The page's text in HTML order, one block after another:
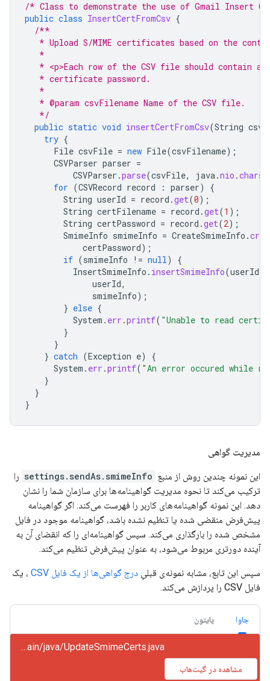
/* Class to demonstrate the use of Gmail Insert
public class InsertCertFromCsv {
/**
* Upload S/MIME certificates based on the
   *
* <p>Each row of the CSV file should contain a
   * certificate password.
   *
   * @param csvFilename Name of the CSV file.
   */
public static void insertCertFromCsv(String
try {
File csvFile = new File(csvFilename);
CSVParser parser =
CSVParser .parse(csvFile, java.nio .
for (CSVRecord record : parser)
{
String userId = record .get(0);
String certFilename = record .get(1 );
String certPassword = record .get(2);
SmimeInfo smimeInfo = CreateSmimeInfo .
certPassword);
if (smimeInfo != null)
{
InsertSmimeInfo . insertSmimeInfo(userId
userId,
smimeInfo);
} else {
System . err .printf( "Unable to read
}
}
} catch (Exception e)
{
System . err .printf( "An error occured while
}
}
}
مدیریت گواهی
این نمونه چندین روش از منبع settings.sendAs.smimeInfo را
ترکیب می‌کند تا نحوه مدیریت گواهینامه‌ها برای سازمان شما را نشان
دهد. این نمونه گواهینامه‌های کاربر را فهرست می‌کند. اگر گواهینامه
پیش‌فرض منقضی شده یا تنظیم نشده باشد، گواهینامه موجود در فایل
مشخص شده را بارگذاری می‌کند. سپس گواهینامه‌ای را که انقضای آن به
آینده دورتری مربوط می‌شود، به عنوان پیش‌فرض تنظیم می‌کند.
سپس این تابع، مشابه نمونه‌ی قبلیِ درج گواهی‌ها از یک فایل CSV
، یک
فایل CSV را پردازش می‌کند.
جاوا پایتون
gmail/snippets/src/main/java/UpdateSmimeCerts.java
مشاهده در گیت‌هاب